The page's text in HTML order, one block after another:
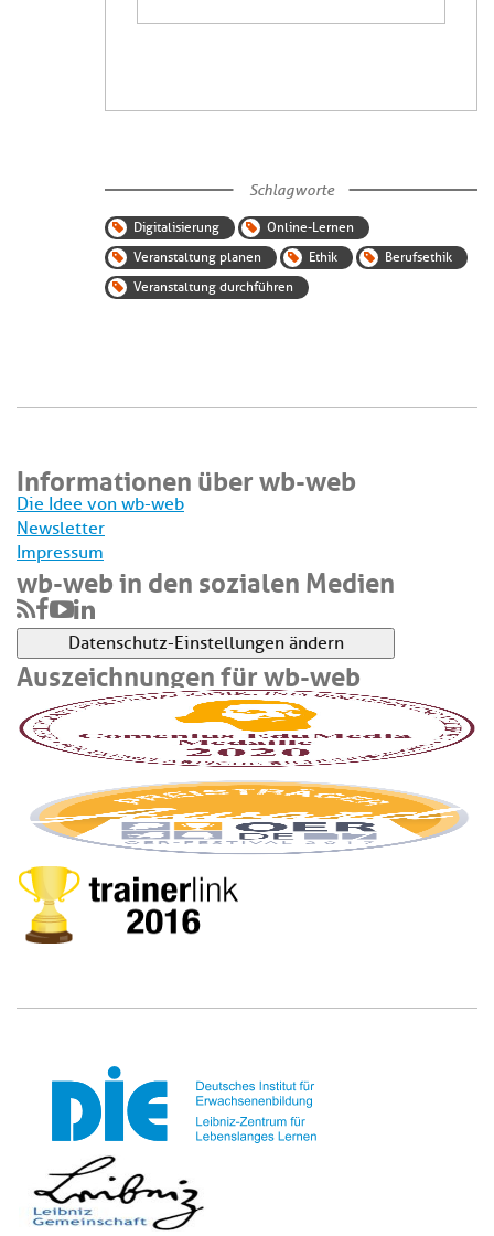
Schlagworte
Digitalisierung
Online-Lernen
Veranstaltung planen
Ethik
Berufsethik
Veranstaltung durchführen
Informationen über wb-web
Die Idee von wb-web
Newsletter
Impressum
wb-web in den sozialen Medien
Datenschutz-Einstellungen ändern
Auszeichnungen für wb-web